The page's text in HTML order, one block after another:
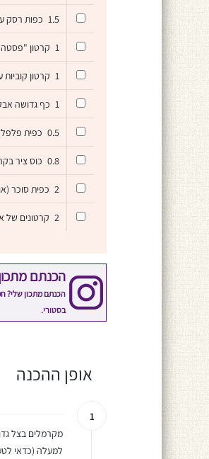
1.5 כפות רסק
1 קרטון
1 קרטון
1 כף גדושה
0.5 כפית פלפל
0.8 כוס ציר
2 כפית סוכר
2 קרטונים של
הכנתם
בסטורי.
אופן ההכנה
1
מקרמלים בצל
למעלה (כדאי